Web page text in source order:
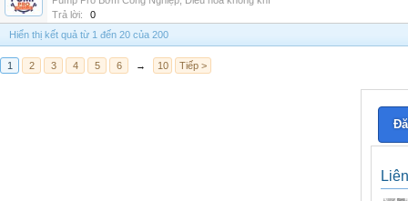
Trả lời:
0
Hiển thị kết quả từ 1 đến 20 của 200
1 2 3 4 5 6 → 10 Tiếp >